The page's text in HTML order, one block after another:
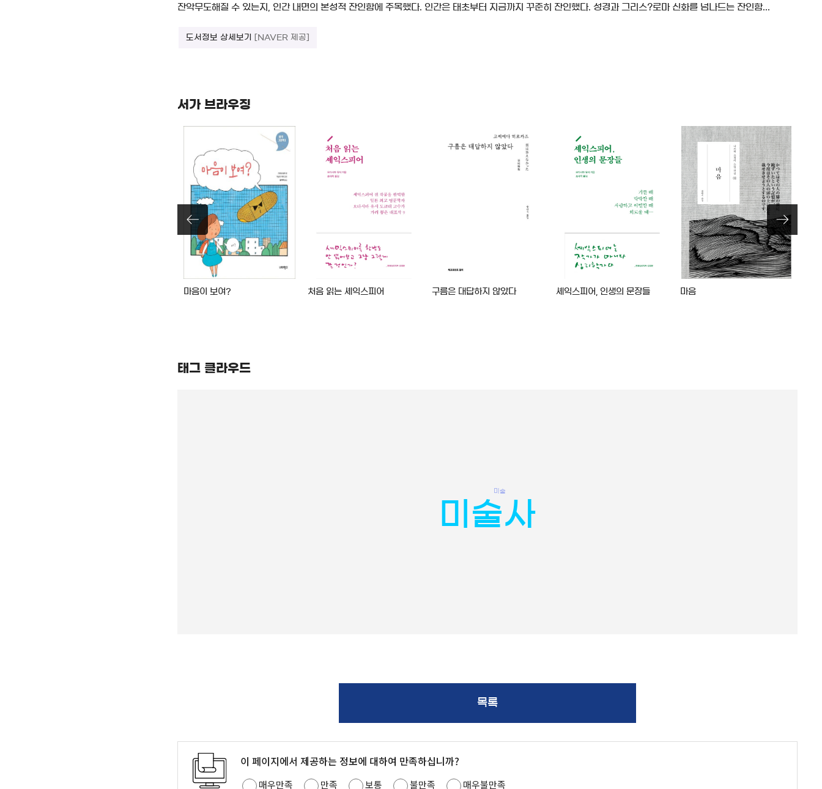
잔악무도해질 수 있는지, 인간 내면의 본성적 잔인함에 주목했다. 인간은 태초부터 지금까지 꾸준히 잔인했다. 성경과 그리스?로마 신화를 넘나드는 잔인함...
도서정보 상세보기 [NAVER 제공]
서가 브라우징
마음이 보여? 처음 읽는 셰익스피어 구름은 대답하지 않았다 셰익스피어, 인생의 문장들 마음
태그 클라우드
미술사
미술
목록
이 페이지에서 제공하는 정보에 대하여 만족하십니까?
매우만족 만족 보통 불만족 매우불만족